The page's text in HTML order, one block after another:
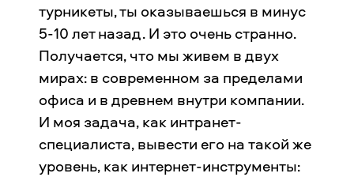
турникеты, ты оказываешься в минус
5-10 лет назад. И это очень странно.
Получается, что мы живем в двух
мирах: в современном за пределами
офиса и в древнем внутри компании.
И моя задача, как интранет-
специалиста, вывести его на такой же
уровень, как интернет-инструменты: